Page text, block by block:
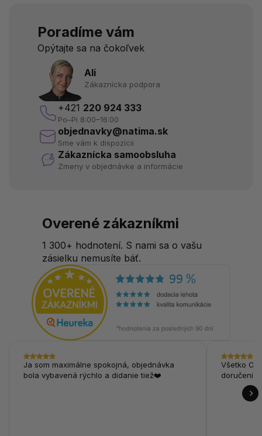
Poradíme vám
Opýtajte sa na čokoľvek
Ali
Zákaznícka podpora
+421 220 924 333
Po–Pi 8:00–16:00
objednavky@natima.sk
Sme vám k dispozícii
Zákaznícka samoobsluha
Zmeny v objednávke a informácie
Overené zákazníkmi
1 300+ hodnotení. S nami sa o vašu
zásielku nemusíte báť.
Ja som maximálne spokojná, objednávka
bola vybavená rýchlo a didanie tiež❤️
Všetko